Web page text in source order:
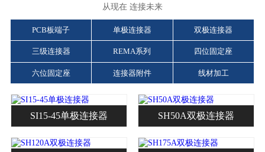
从现在 连接未来
PCB板端子 单极连接器 双极连接器
三级连接器 REMA系列 四位固定座
六位固定座 连接器附件 线材加工
SI15-45单极连接器 SH50A双极连接器